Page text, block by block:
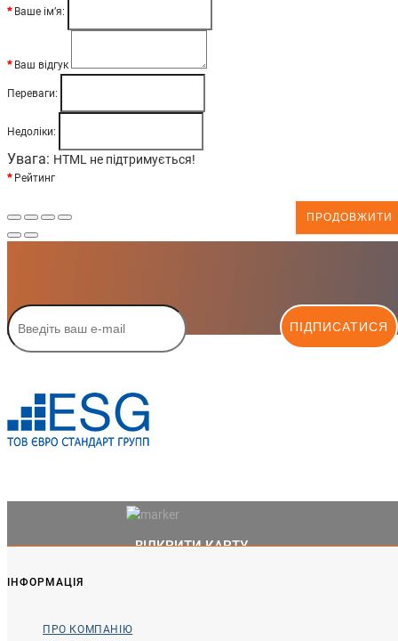
Ваше ім’я:
Ваш відгук
Переваги:
Недоліки:
Увага: HTML не підтримується!
Рейтинг
ПРОДОВЖИТИ
ПІДПИСАТИСЯ
ВІДКРИТИ КАРТУ
ІНФОРМАЦІЯ
ПРО КОМПАНІЮ